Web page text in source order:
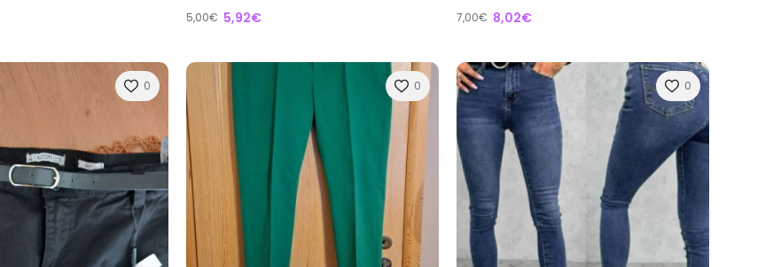
5,00€ 5,92€ 7,00€ 8,02€
0 0 0